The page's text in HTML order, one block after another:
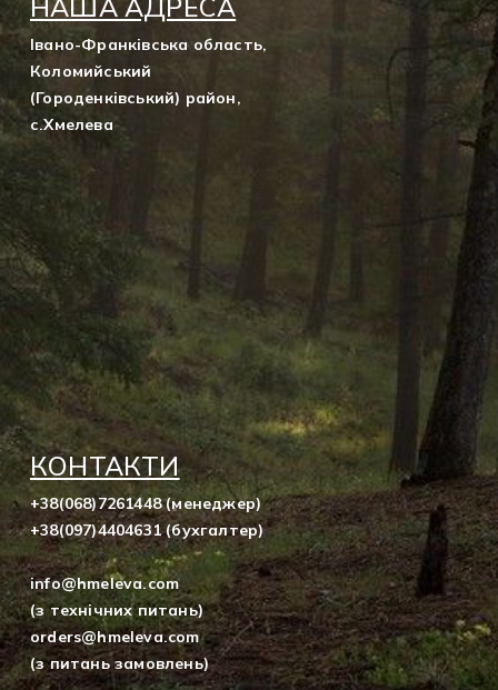
НАША АДРЕСА
Івано-Франківська область,
Коломийський
(Городенківський) район,
с.Хмелева
КОНТАКТИ
+38(068)7261448 (менеджер)
+38(097)4404631 (бухгалтер)
info@hmeleva.com
(з технічних питань)
orders@hmeleva.com
(з питань замовлень)